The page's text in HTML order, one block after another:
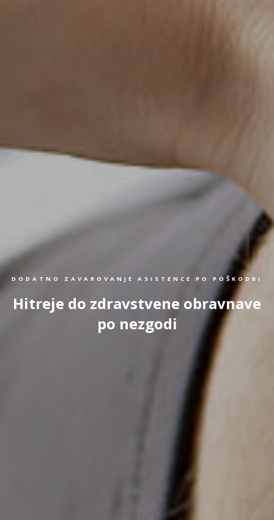
DODATNO ZAVAROVANJE ASISTENCE PO POŠKODBI
Hitreje do zdravstvene obravnave
po nezgodi